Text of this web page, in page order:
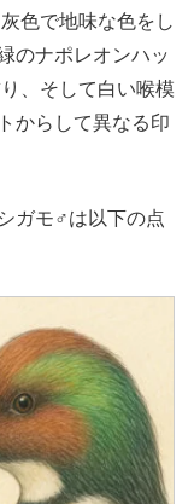
色で地味な色をし
のナポレオンハッ
、そして白い喉模
からして異なる印
ガモ♂は以下の点